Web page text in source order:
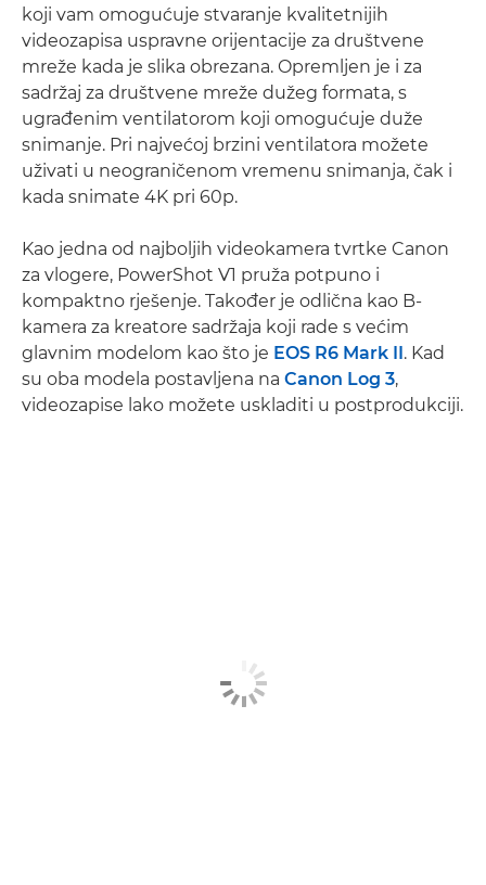
koji vam omogućuje stvaranje kvalitetnijih
videozapisa uspravne orijentacije za društvene
mreže kada je slika obrezana. Opremljen je i za
sadržaj za društvene mreže dužeg formata, s
ugrađenim ventilatorom koji omogućuje duže
snimanje. Pri najvećoj brzini ventilatora možete
uživati u neograničenom vremenu snimanja, čak i
kada snimate 4K pri 60p.
Kao jedna od najboljih videokamera tvrtke Canon
za vlogere, PowerShot V1 pruža potpuno i
kompaktno rješenje. Također je odlična kao B-
kamera za kreatore sadržaja koji rade s većim
glavnim modelom kao što je EOS R6 Mark II. Kad
su oba modela postavljena na Canon Log 3,
videozapise lako možete uskladiti u postprodukciji.